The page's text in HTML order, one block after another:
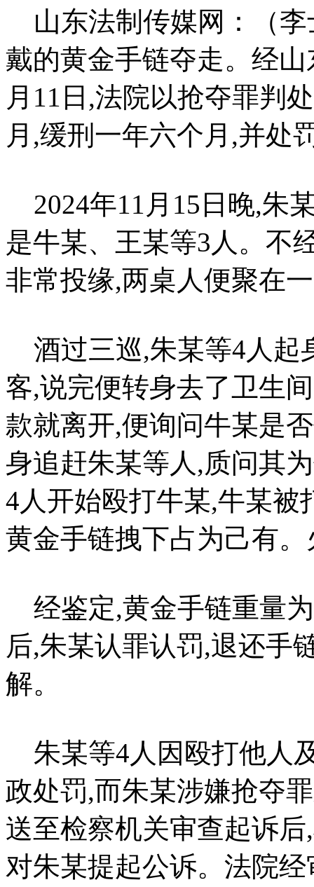
山东法制传媒网：（李
戴的黄金手链夺走。经
月11日,法院以抢夺罪判
月,缓刑一年六个月,并处
2024年11月15日晚,朱
是牛某、王某等3人。不
非常投缘,两桌人便聚在
酒过三巡,朱某等4人起
客,说完便转身去了卫生
款就离开,便询问牛某是
身追赶朱某等人,质问其
4人开始殴打牛某,牛某被
黄金手链拽下占为己有
经鉴定,黄金手链重量为
后,朱某认罪认罚,退还手
解。
朱某等4人因殴打他人
政处罚,而朱某涉嫌抢夺
送至检察机关审查起诉
对朱某提起公诉。法院